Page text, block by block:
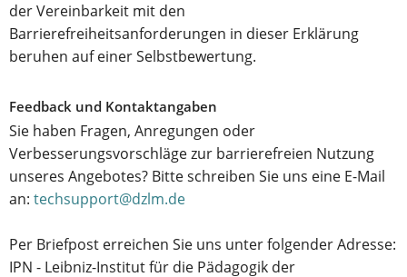
der Vereinbarkeit mit den
Barrierefreiheitsanforderungen in dieser Erklärung
beruhen auf einer Selbstbewertung.
Feedback und Kontaktangaben
Sie haben Fragen, Anregungen oder
Verbesserungsvorschläge zur barrierefreien Nutzung
unseres Angebotes? Bitte schreiben Sie uns eine E-Mail
an: techsupport@dzlm.de
Per Briefpost erreichen Sie uns unter folgender Adresse:
IPN - Leibniz-Institut für die Pädagogik der